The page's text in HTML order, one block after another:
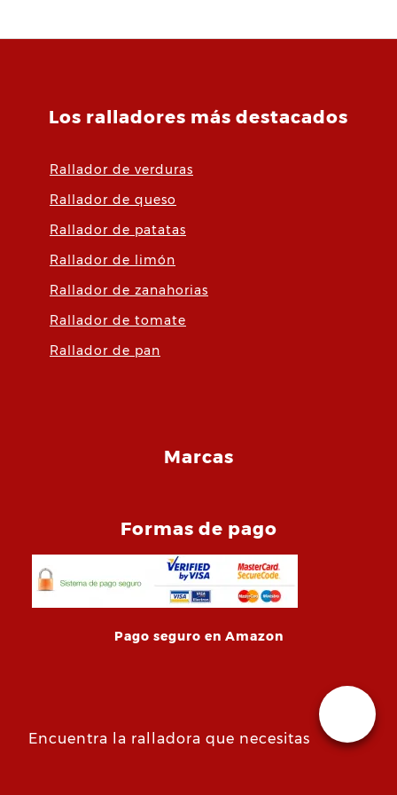
verduras, frutas
inoxidable -
Los ralladores más destacados
Rallador de verduras
Rallador de queso
Rallador de patatas
Rallador de limón
Rallador de zanahorias
Rallador de tomate
Rallador de pan
Marcas
Formas de pago
Pago seguro en Amazon
Encuentra la ralladora que necesitas